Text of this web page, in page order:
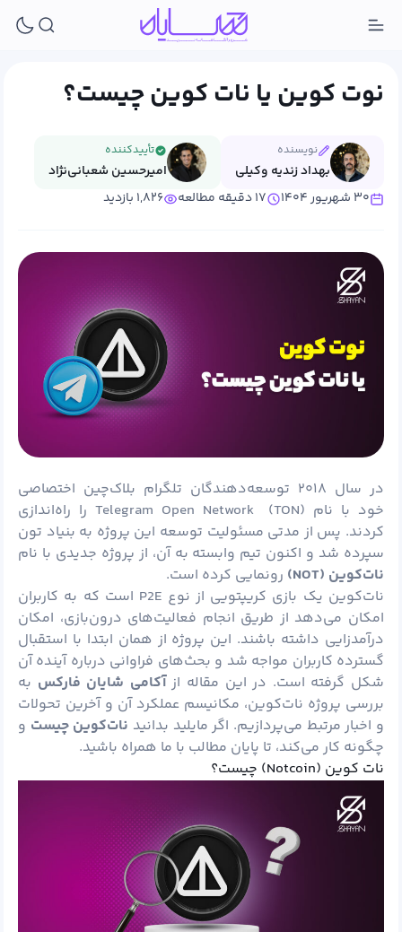
نوت کوین یا نات کوین چیست؟
نویسنده
بهداد زندیه وکیلی
تأییدکننده
امیرحسین شعبانی‌نژاد
۳۰ شهریور ۱۴۰۴
۱۷ دقیقه مطالعه ۱,۸۲۶ بازدید
در سال ۲۰۱۸ توسعه‌دهندگان تلگرام بلاک‌چین اختصاصی
خود با نام Telegram Open Network (
TON
) را راه‌اندازی
کردند. پس از مدتی مسئولیت توسعه این پروژه به بنیاد تون
سپرده شد و اکنون تیم وابسته به آن، از پروژه جدیدی با نام
نات‌کوین (NOT
) رونمایی کرده است.
نات‌کوین یک بازی کریپتویی از نوع P2E است که به کاربران
امکان می‌دهد از طریق انجام فعالیت‌های درون‌بازی، امکان
درآمدزایی داشته باشند. این پروژه از همان ابتدا با استقبال
گسترده کاربران مواجه شد و بحث‌های فراوانی درباره آینده آن
شکل گرفته است. در این مقاله ازآکامی شایان فارکس به
بررسی پروژه نات‌کوین، مکانیسم عملکرد آن و آخرین تحولات
و اخبار مرتبط می‌پردازیم. اگر مایلید بدانید نات‌کوین چیست و
چگونه کار می‌کند، تا پایان مطالب با ما همراه باشید.
نات کوین (Notcoin) چیست؟